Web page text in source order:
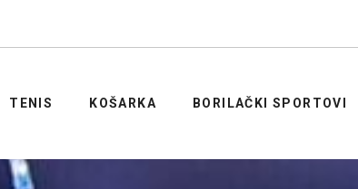
TENIS KOŠARKA BORILAČKI SPORTOVI